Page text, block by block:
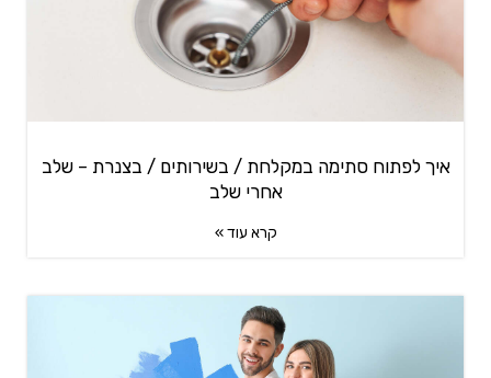
איך לפתוח סתימה במקלחת / בשירותים / בצנרת – שלב
אחרי שלב
קרא עוד »